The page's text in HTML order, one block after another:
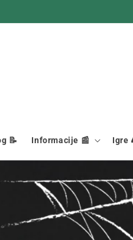
📝 Informacije 📰 Igre